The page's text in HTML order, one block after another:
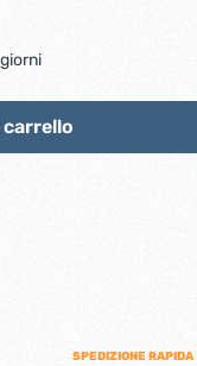
carrello
SPEDIZIONE RAPIDA